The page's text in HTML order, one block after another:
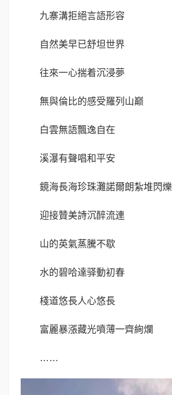
九寨溝拒絕言語形容
自然美早已舒坦世界
往來一心揣着沉浸夢
無與倫比的感受羅列山巅
白雲無語飄逸自在
溪瀑有聲唱和平安
鏡海長海珍珠灘諾爾朗紮堆閃爍
迎接贊美詩沉醉流連
山的英氣蒸騰不歇
水的碧哈達驿動初春
棧道悠長人心悠長
富麗暴漲藏光噴薄一齊絢爛
……